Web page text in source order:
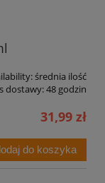
średnia ilość
dostawy:48 godzin
31,99 zł
do koszyka